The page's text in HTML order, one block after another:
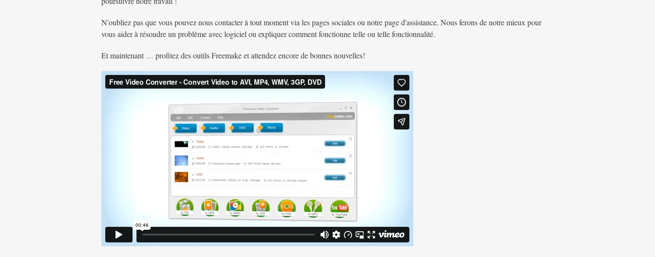
N'oubliez pas que vous pouvez nous contacter à tout moment via les pages sociales ou notre page d'assistance. Nous ferons de notre mieux pour
vous aider à résoudre un problème avec logiciel ou expliquer comment fonctionne telle ou telle fonctionnalité.
Et maintenant … profitez des outils Freemake et attendez encore de bonnes nouvelles!